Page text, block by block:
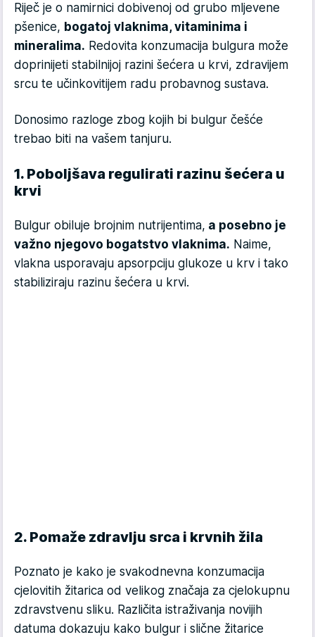
Riječ je o namirnici dobivenoj od grubo mljevene
pšenice, bogatoj vlaknima, vitaminima i
mineralima. Redovita konzumacija bulgura može
doprinijeti stabilnijoj razini šećera u krvi, zdravijem
srcu te učinkovitijem radu probavnog sustava.
Donosimo razloge zbog kojih bi bulgur češće
trebao biti na vašem tanjuru.
1. Poboljšava regulirati razinu šećera u
krvi
Bulgur obiluje brojnim nutrijentima, a posebno je
važno njegovo bogatstvo vlaknima. Naime,
vlakna usporavaju apsorpciju glukoze u krv i tako
stabiliziraju razinu šećera u krvi.
2. Pomaže zdravlju srca i krvnih žila
Poznato je kako je svakodnevna konzumacija
cjelovitih žitarica od velikog značaja za cjelokupnu
zdravstvenu sliku. Različita istraživanja novijih
datuma dokazuju kako bulgur i slične žitarice